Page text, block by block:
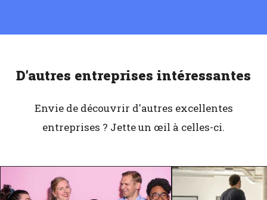
D'autres entreprises intéressantes
Envie de découvrir d'autres excellentes
entreprises ? Jette un œil à celles-ci.